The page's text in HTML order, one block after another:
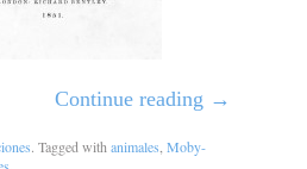
Continue reading →
. Tagged with animales Moby-